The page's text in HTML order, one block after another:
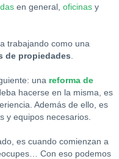
en general, oficinas y
trabajando como una
de propiedades
una reforma de
hacerse en la misma, es
Además de ello, es
y equipos necesarios.
es cuando comienzan a
Con eso podemos